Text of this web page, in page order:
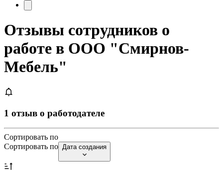
Отзывы сотрудников о
работе в ООО "Смирнов-
Мебель"
1 отзыв о работодателе
Сортировать по
Сортировать по Дата создания